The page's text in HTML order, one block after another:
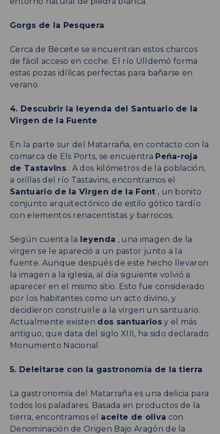
Gorgs de la Pesquera
Cerca de Beceite se encuentran estos charcos
de fácil acceso en coche. El río Ulldemó forma
estas pozas idílicas perfectas para bañarse en
verano.
4. Descubrir la leyenda del Santuario de la
Virgen de la Fuente
En la parte sur del Matarraña, en contacto con la
comarca de Els Ports, se encuentra Peña-roja
de Tastavins. A dos kilómetros de la población,
a orillas del río Tastavins, encontramos el
Santuario de la Virgen de la Font , un bonito
conjunto arquitectónico de estilo gótico tardío
con elementos renacentistas y barrocos.
Según cuenta la leyenda , una imagen de la
virgen se le apareció a un pastor junto a la
fuente. Aunque después de este hecho llevaron
la imagen a la iglesia, al día siguiente volvió a
aparecer en el mismo sitio. Esto fue considerado
por los habitantes como un acto divino, y
decidieron construirle a la virgen un santuario.
Actualmente existen dos santuariosy el más
antiguo, que data del siglo XIII, ha sido declarado
Monumento Nacional.
5. Deleitarse con la gastronomía de la tierra
La gastronomía del Matarraña es una delicia para
todos los paladares. Basada en productos de la
tierra, encontramos el aceite de oliva con
Denominación de Origen Bajo Aragón de la